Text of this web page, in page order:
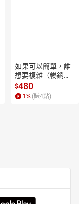
如果可以簡單，誰
想要複雜（暢銷經
典新編版）【電子
書】
$480
1 % (賺4點)